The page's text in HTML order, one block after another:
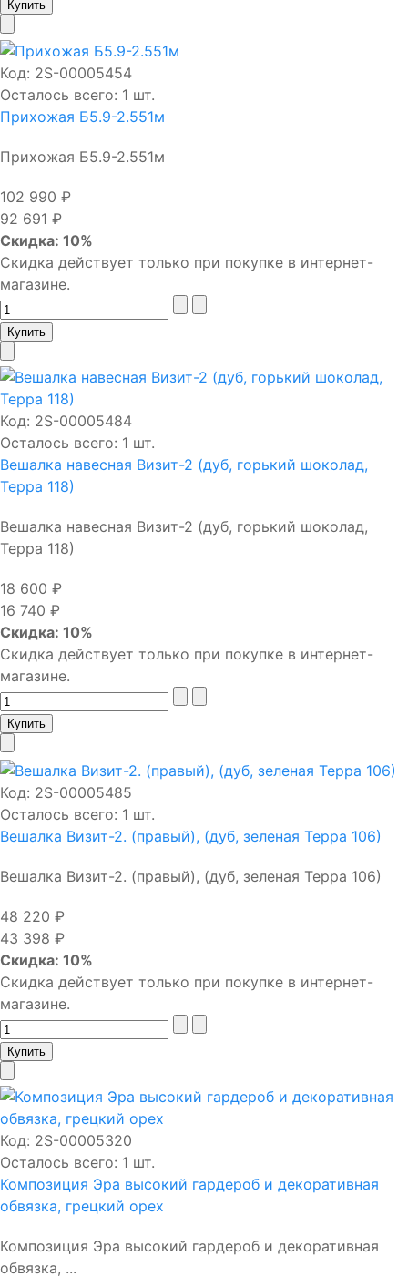
Код: 2S-00005454
Осталось всего: 1 шт.
Прихожая Б5.9-2.551м
Прихожая Б5.9-2.551м
102 990 ₽
92 691 ₽
Скидка: 10%
Скидка действует только при покупке в интернет-
магазине.
Код: 2S-00005484
Осталось всего: 1 шт.
Вешалка навесная Визит-2 (дуб, горький шоколад,
Терра 118)
Вешалка навесная Визит-2 (дуб, горький шоколад,
Терра 118)
18 600 ₽
16 740 ₽
Скидка: 10%
Скидка действует только при покупке в интернет-
магазине.
Код: 2S-00005485
Осталось всего: 1 шт.
Вешалка Визит-2. (правый), (дуб, зеленая Терра 106)
Вешалка Визит-2. (правый), (дуб, зеленая Терра 106)
48 220 ₽
43 398 ₽
Скидка: 10%
Скидка действует только при покупке в интернет-
магазине.
Код: 2S-00005320
Осталось всего: 1 шт.
Композиция Эра высокий гардероб и декоративная
обвязка, грецкий орех
Композиция Эра высокий гардероб и декоративная
обвязка, ...